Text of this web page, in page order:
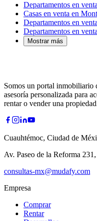
Departamentos en
Casas en venta en
Departamentos en
Departamentos en
Mostrar más
Somos un portal inmobiliario
asesoría personalizada para
rentar o vender una
Cuauhtémoc, Ciudad de
Av. Paseo de la Reforma
consultas-mx@mudafy.com
Empresa
Comprar
Rentar